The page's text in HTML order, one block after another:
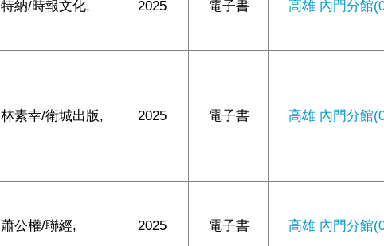
特納/時報文化, 2025 電子書 高雄 內門分館
林素幸/衛城出版, 2025 電子書 高雄 內門分館
蕭公權/聯經, 2025 電子書 高雄 內門分館